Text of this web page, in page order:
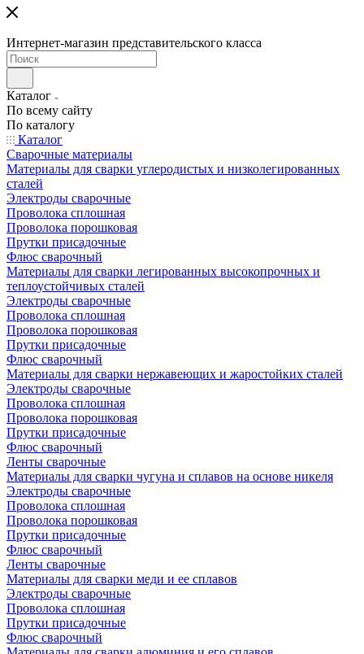
Интернет-магазин представительского класса
Каталог
По всему сайту
По каталогу
Каталог
Сварочные материалы
Материалы для сварки углеродистых и низколегированных
сталей
Электроды сварочные
Проволока сплошная
Проволока порошковая
Прутки присадочные
Флюс сварочный
Материалы для сварки легированных высокопрочных и
теплоустойчивых сталей
Электроды сварочные
Проволока сплошная
Проволока порошковая
Прутки присадочные
Флюс сварочный
Материалы для сварки нержавеющих и жаростойких сталей
Электроды сварочные
Проволока сплошная
Проволока порошковая
Прутки присадочные
Флюс сварочный
Ленты сварочные
Материалы для сварки чугуна и сплавов на основе никеля
Электроды сварочные
Проволока сплошная
Проволока порошковая
Прутки присадочные
Флюс сварочный
Ленты сварочные
Материалы для сварки меди и ее сплавов
Электроды сварочные
Проволока сплошная
Прутки присадочные
Флюс сварочный